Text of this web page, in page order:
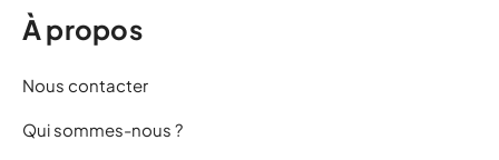
À propos
Nous contacter
Qui sommes-nous ?